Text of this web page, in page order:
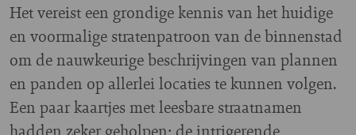
Het vereist een grondige kennis van het huidige
en voormalige stratenpatroon van de binnenstad
om de nauwkeurige beschrijvingen van plannen
en panden op allerlei locaties te kunnen volgen.
Een paar kaartjes met leesbare straatnamen